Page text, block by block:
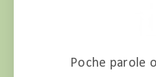
Poche parole